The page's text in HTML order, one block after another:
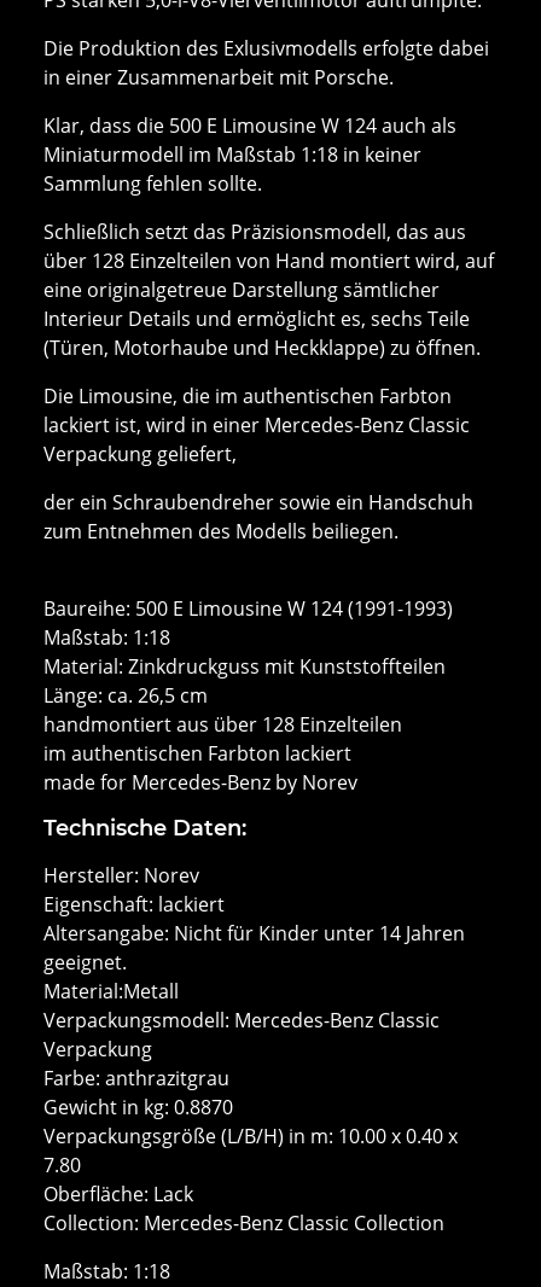
Die Produktion des Exlusivmodells erfolgte dabei
in einer Zusammenarbeit mit Porsche.
Klar, dass die 500 E Limousine W 124 auch als
Miniaturmodell im Maßstab 1:18 in keiner
Sammlung fehlen sollte.
Schließlich setzt das Präzisionsmodell, das aus
über 128 Einzelteilen von Hand montiert wird, auf
eine originalgetreue Darstellung sämtlicher
Interieur Details und ermöglicht es, sechs Teile
(Türen, Motorhaube und Heckklappe) zu öffnen.
Die Limousine, die im authentischen Farbton
lackiert ist, wird in einer Mercedes-Benz Classic
Verpackung geliefert,
der ein Schraubendreher sowie ein Handschuh
zum Entnehmen des Modells beiliegen.
Baureihe: 500 E Limousine W 124 (1991-1993)
Maßstab: 1:18
Material: Zinkdruckguss mit Kunststoffteilen
Länge: ca. 26,5 cm
handmontiert aus über 128 Einzelteilen
im authentischen Farbton lackiert
made for Mercedes-Benz by Norev
Technische Daten:
Hersteller: Norev
Eigenschaft: lackiert
Altersangabe: Nicht für Kinder unter 14 Jahren
geeignet.
Material:Metall
Verpackungsmodell: Mercedes-Benz Classic
Verpackung
Farbe: anthrazitgrau
Gewicht in kg: 0.8870
Verpackungsgröße (L/B/H) in m: 10.00 x 0.40 x
7.80
Oberfläche: Lack
Collection: Mercedes-Benz Classic Collection
Maßstab: 1:18